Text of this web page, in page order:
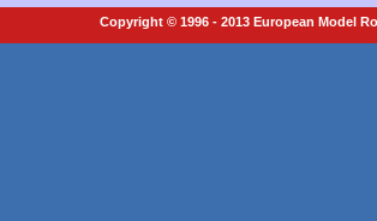
Copyright © 1996 - 2013 European Model